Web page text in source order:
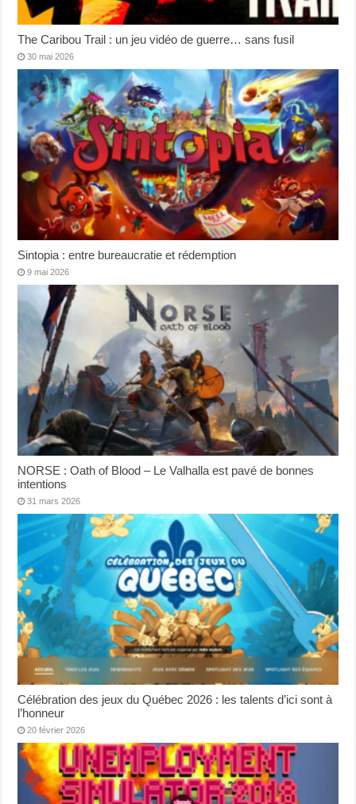
The Caribou Trail : un jeu vidéo de guerre… sans fusil
30 mai 2026
Sintopia : entre bureaucratie et rédemption
9 mai 2026
NORSE : Oath of Blood – Le Valhalla est pavé de bonnes
intentions
31 mars 2026
Célébration des jeux du Québec 2026 : les talents d’ici sont à
l’honneur
20 février 2026